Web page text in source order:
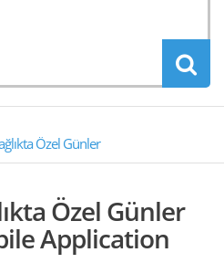
Özel Günler
Özel Günler
Application